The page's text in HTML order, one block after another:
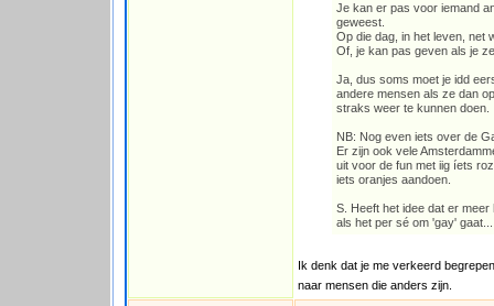
Je kan er pas voor iemand
geweest.
Op die dag, in het leven, net
Of, je kan pas geven als je
Ja, dus soms moet je idd
andere mensen als ze dan
straks weer te kunnen doen.
NB: Nog even iets over de
Er zijn ook vele
uit voor de fun met iig íets
iets oranjes aandoen.
S. Heeft het idee dat er
als het per sé om 'gay' gaat...
Ik denk dat je me verkeerd
naar mensen die anders zijn.